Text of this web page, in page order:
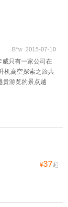
B*w 2015-07-10
只有一家公司在
机高空探索之旅共
贵游览的景点越
¥37起